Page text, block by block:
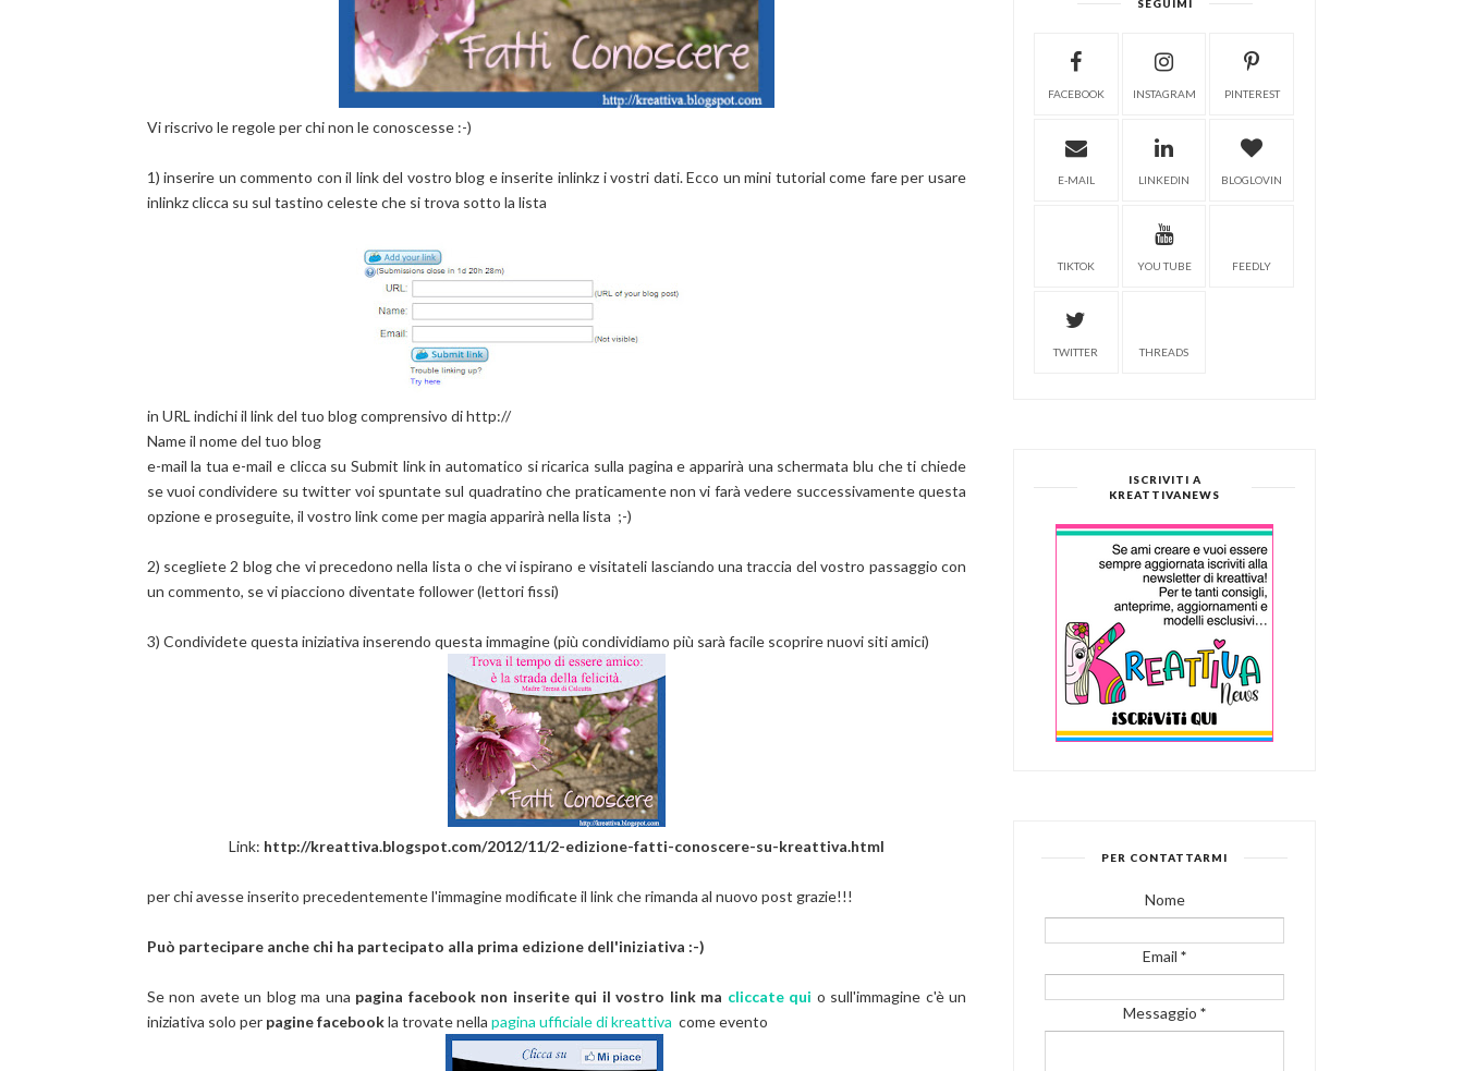
Vi riscrivo le regole per chi non le conoscesse :-)
1) inserire un commento con il link del vostro blog e inserite inlinkz i vostri dati.Ecco un mini tutorial come fare per usare
inlinkz clicca su sul tastino celeste che si trova sotto la lista
in URL indichi il link del tuo blog comprensivo di http://
Name il nome del tuo blog
e-mail la tua e-mail e clicca su Submit link in automatico si ricarica sulla pagina e apparirà una schermata blu che ti chiede
se vuoi condividere su twitter voi spuntate sul quadratino che praticamente non vi farà vedere successivamente questa
opzione e proseguite, il vostro link come per magia apparirà nella lista ;-)
2) scegliete 2 blog che vi precedono nella lista o che vi ispirano e visitateli lasciando una traccia del vostro passaggio con
un commento, se vi piacciono diventate follower (lettori fissi)
3) Condividete questa iniziativa inserendo questa immagine (più condividiamo più sarà facile scoprire nuovi siti amici)
Link: http://kreattiva.blogspot.com/2012/11/2-edizione-fatti-conoscere-su-kreattiva.html
per chi avesse inserito precedentemente l'immagine modificate il link che rimanda al nuovo post grazie!!!
Può partecipare anche chi ha partecipato alla prima edizione dell'iniziativa :-)
Se non avete un blog ma una pagina facebook non inserite qui il vostro link ma cliccate qui o sull'immagine c'è un
iniziativa solo perpagine facebookla trovate nella pagina ufficiale di kreattiva come evento
SEGUIMI
FACEBOOK INSTAGRAM PINTEREST
E-MAIL LINKEDIN BLOGLOVIN
TIKTOK YOU TUBE FEEDLY
TWITTER THREADS
ISCRIVITI A
KREATTIVANEWS
PER CONTATTARMI
Nome
Email*
Messaggio*